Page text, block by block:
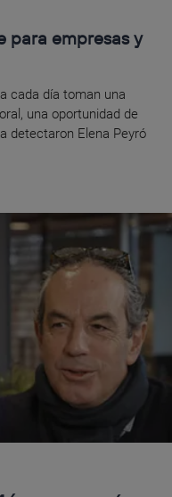
para empresas y
cada día toman una
una oportunidad de
detectaron Elena Peyró